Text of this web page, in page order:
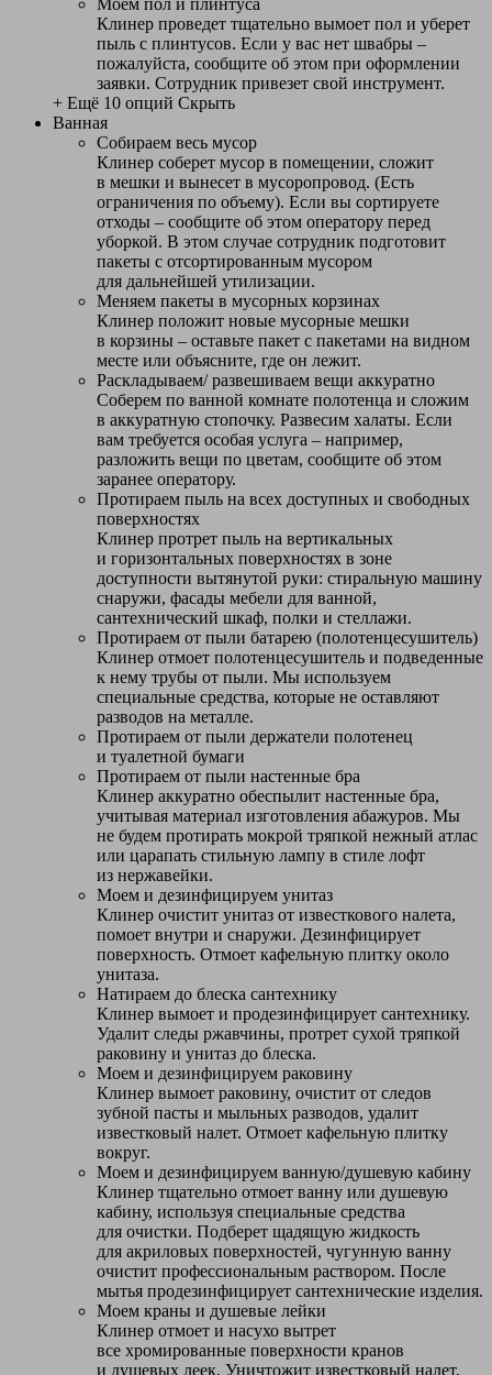
Моем пол и плинтуса
Клинер проведет тщательно вымоет пол и уберет
пыль с плинтусов. Если у вас нет швабры –
пожалуйста, сообщите об этом при оформлении
заявки. Сотрудник привезет свой инструмент.
+ Ещё 10 опций Скрыть
Ванная
Собираем весь мусор
Клинер соберет мусор в помещении, сложит
в мешки и вынесет в мусоропровод. (Есть
ограничения по объему). Если вы сортируете
отходы – сообщите об этом оператору перед
уборкой. В этом случае сотрудник подготовит
пакеты с отсортированным мусором
для дальнейшей утилизации.
Меняем пакеты в мусорных корзинах
Клинер положит новые мусорные мешки
в корзины – оставьте пакет с пакетами на видном
месте или объясните, где он лежит.
Раскладываем/ развешиваем вещи аккуратно
Соберем по ванной комнате полотенца и сложим
в аккуратную стопочку. Развесим халаты. Если
вам требуется особая услуга – например,
разложить вещи по цветам, сообщите об этом
заранее оператору.
Протираем пыль на всех доступных и свободных
поверхностях
Клинер протрет пыль на вертикальных
и горизонтальных поверхностях в зоне
доступности вытянутой руки: стиральную машину
снаружи, фасады мебели для ванной,
сантехнический шкаф, полки и стеллажи.
Протираем от пыли батарею (полотенцесушитель)
Клинер отмоет полотенцесушитель и подведенные
к нему трубы от пыли. Мы используем
специальные средства, которые не оставляют
разводов на металле.
Протираем от пыли держатели полотенец
и туалетной бумаги
Протираем от пыли настенные бра
Клинер аккуратно обеспылит настенные бра,
учитывая материал изготовления абажуров. Мы
не будем протирать мокрой тряпкой нежный атлас
или царапать стильную лампу в стиле лофт
из нержавейки.
Моем и дезинфицируем унитаз
Клинер очистит унитаз от известкового налета,
помоет внутри и снаружи. Дезинфицирует
поверхность. Отмоет кафельную плитку около
унитаза.
Натираем до блеска сантехнику
Клинер вымоет и продезинфицирует сантехнику.
Удалит следы ржавчины, протрет сухой тряпкой
раковину и унитаз до блеска.
Моем и дезинфицируем раковину
Клинер вымоет раковину, очистит от следов
зубной пасты и мыльных разводов, удалит
известковый налет. Отмоет кафельную плитку
вокруг.
Моем и дезинфицируем ванную/душевую кабину
Клинер тщательно отмоет ванну или душевую
кабину, используя специальные средства
для очистки. Подберет щадящую жидкость
для акриловых поверхностей, чугунную ванну
очистит профессиональным раствором. После
мытья продезинфицирует сантехнические изделия.
Моем краны и душевые лейки
Клинер отмоет и насухо вытрет
все хромированные поверхности кранов
и душевых леек. Уничтожит известковый налет,